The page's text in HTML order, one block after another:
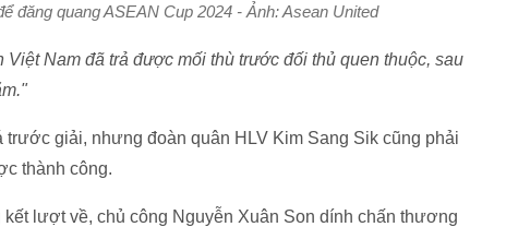
đăng quang ASEAN Cup 2024 - Ảnh: Asean United
Nam đã trả được mối thù trước đối thủ quen thuộc, sau
giải, nhưng đoàn quân HLV Kim Sang Sik cũng phải
thành công.
lượt về, chủ công Nguyễn Xuân Son dính chấn thương